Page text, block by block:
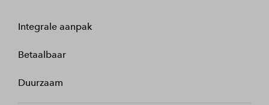
Integrale aanpak
Betaalbaar
Duurzaam